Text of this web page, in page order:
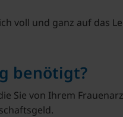
voll und ganz auf das
benötigt?
Sie von Ihrem